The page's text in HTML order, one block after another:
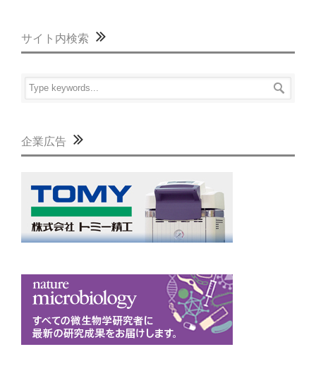
サイト内検索
企業広告